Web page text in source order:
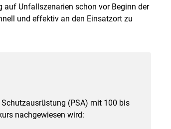
auf Unfallszenarien schon vor Beginn der
und effektiv an den Einsatzort zu
(PSA) mit 100 bis
nachgewiesen wird: